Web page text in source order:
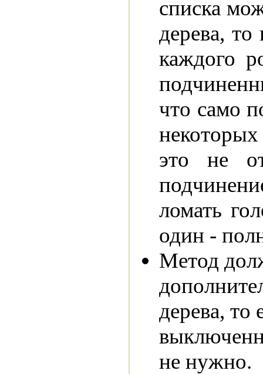
списка
дерева,
каждого
что само
это не
ломать
один -
Метод
дерева, то
не нужно.